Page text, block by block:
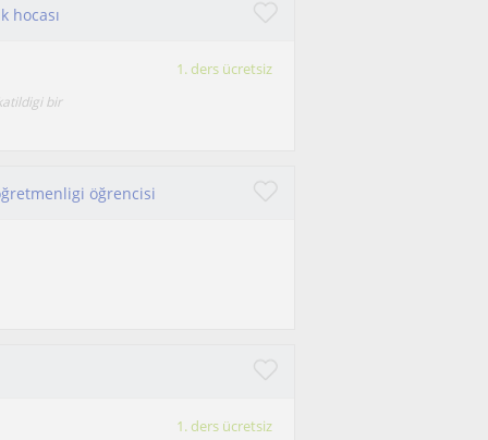
hocası
1. ders ücretsiz
bir
öğrencisi
1. ders ücretsiz